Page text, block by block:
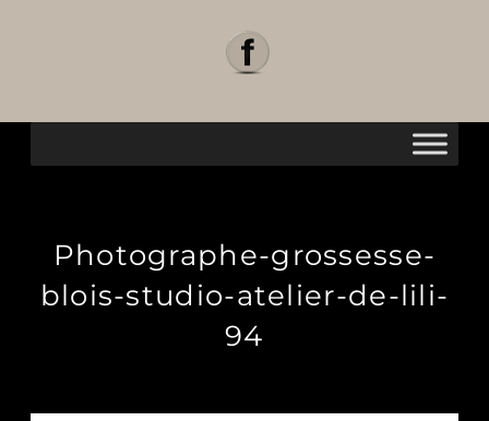
Photographe-grossesse-
blois-studio-atelier-de-lili-
94